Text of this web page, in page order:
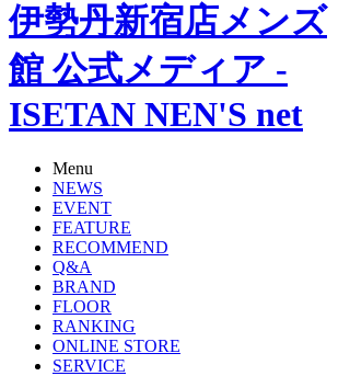
伊勢丹新宿店メンズ
館 公式メディア -
ISETAN NEN'S net
Menu
NEWS
EVENT
FEATURE
RECOMMEND
Q&A
BRAND
FLOOR
RANKING
ONLINE STORE
SERVICE